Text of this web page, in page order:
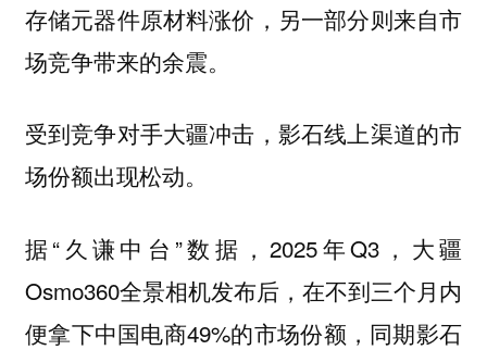
存储元器件原材料涨价，另一部分则来自市
场竞争带来的余震。
受到竞争对手大疆冲击，影石线上渠道的市
场份额出现松动。
据“久谦中台”数据，2025年Q3，大疆
Osmo360全景相机发布后，在不到三个月内
便拿下中国电商49%的市场份额，同期影石